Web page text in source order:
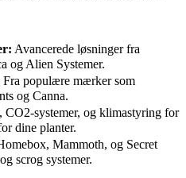
Avancerede løsninger fra
og Alien Systemer.
Fra populære mærker som
og Canna.
CO2-systemer, og klimastyring for
dine planter.
Mammoth, og Secret
scrog systemer.